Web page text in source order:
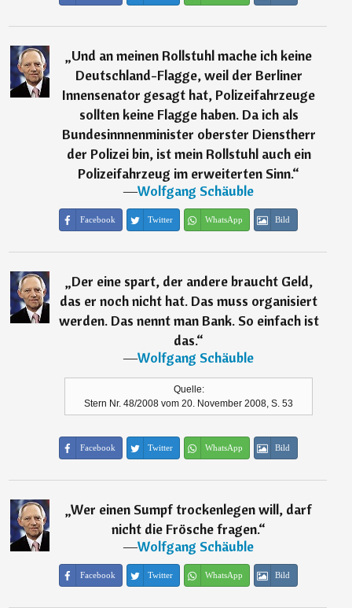
„Und an meinen Rollstuhl mache ich keine
Deutschland-Flagge, weil der Berliner
Innensenator gesagt hat, Polizeifahrzeuge
sollten keine Flagge haben. Da ich als
Bundesinnnenminister oberster Dienstherr
der Polizei bin, ist mein Rollstuhl auch ein
Polizeifahrzeug im erweiterten Sinn.“
―Wolfgang Schäuble
Facebook Twitter WhatsApp Bild
„Der eine spart, der andere braucht Geld,
das er noch nicht hat. Das muss organisiert
werden. Das nennt man Bank. So einfach ist
das.“
―Wolfgang Schäuble
Quelle:
Stern Nr. 48/2008 vom 20. November 2008, S. 53
Facebook Twitter WhatsApp Bild
„Wer einen Sumpf trockenlegen will, darf
nicht die Frösche fragen.“
―Wolfgang Schäuble
Facebook Twitter WhatsApp Bild